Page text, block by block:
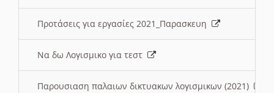
Προτάσεις για εργασίες 2021_Παρασκευη
Να δω Λογισμικο για τεστ
Παρουσιαση παλαιων δικτυακων λογισμικων (2021)